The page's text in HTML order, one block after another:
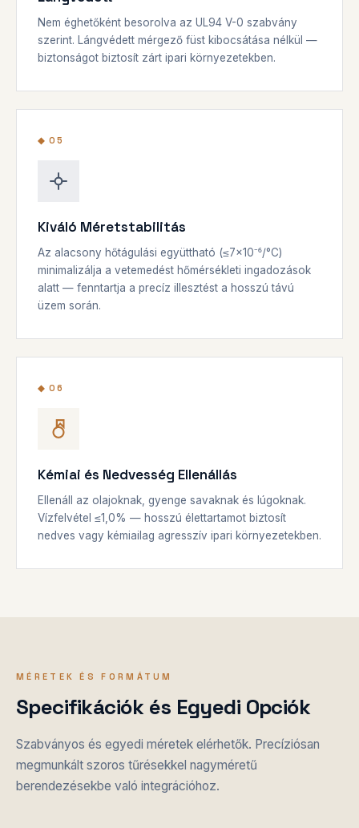
Nem éghetőként besorolva az UL94 V-0 szabvány
szerint. Lángvédett mérgező füst kibocsátása nélkül —
biztonságot biztosít zárt ipari környezetekben.
◆ 05
Kiváló Méretstabilitás
Az alacsony hőtágulási együttható (≤7×10⁻⁶/°C)
minimalizálja a vetemedést hőmérsékleti ingadozások
alatt — fenntartja a precíz illesztést a hosszú távú
üzem során.
◆ 06
Kémiai és Nedvesség Ellenállás
Ellenáll az olajoknak, gyenge savaknak és lúgoknak.
Vízfelvétel ≤1,0% — hosszú élettartamot biztosít
nedves vagy kémiailag agresszív ipari környezetekben.
MÉRETEK ÉS FORMÁTUM
Specifikációk és Egyedi Opciók
Szabványos és egyedi méretek elérhetők. Precíziósan
megmunkált szoros tűrésekkel nagyméretű
berendezésekbe való integrációhoz.